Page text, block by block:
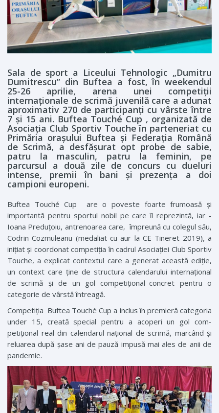
Sala de sport a Liceului Tehnologic „Dumitru
Dumitrescu” din Buftea a fost, în weekendul
25-26 aprilie, arena unei competiții
internaționale de scrimă juvenilă care a adunat
aproximativ 270 de participanți cu vârste între
7 și 15 ani. Buftea Touché Cup , organizată de
Asociația Club Sportiv Touche în parteneriat cu
Primăria orașului Buftea și Federația Română
de Scrimă, a desfășurat opt probe de sabie,
patru la masculin, patru la feminin, pe
parcursul a două zile de concurs cu dueluri
intense, premii în bani și prezența a doi
campioni europeni.
Buftea Touché Cup are o poveste foarte frumoasă și
importantă pentru sportul nobil pe care îl reprezintă, iar ­
Ioana Preduțoiu, antrenoarea care, împreună cu colegul său,
Codrin ­Cozmuleanu (medaliat cu aur la CE Tineret 2019), a
inițiat și coordonat competiția în cadrul Asociației Club Sportiv
­Touche, a explicat contextul care a generat această ediție,
un context care ține de structura calendarului internațional
de scrimă și de un gol com­petițional concret pentru o
categorie de vârstă întreagă.
Competiția ­Buftea Touché Cup a inclus în premieră categoria
under 15, creată special pentru a acoperi un gol com­
petițional real din calendarul național de scrimă, marcând și
reluarea după șase ani de pauză impusă mai ales de anii de
pandemie.